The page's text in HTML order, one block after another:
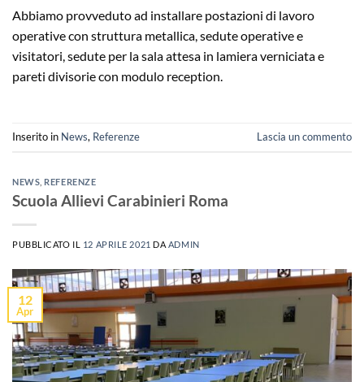
Abbiamo provveduto ad installare postazioni di lavoro
operative con struttura metallica, sedute operative e
visitatori, sedute per la sala attesa in lamiera verniciata e
pareti divisorie con modulo reception.
Inserito in News, Referenze Lascia un commento
NEWS REFERENZE
Scuola Allievi Carabinieri Roma
PUBBLICATO IL 12 APRILE 2021 DA ADMIN
12
Apr